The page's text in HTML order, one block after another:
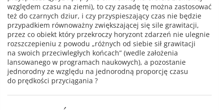
względem czasu na ziemi), to czy zasadę tę można zastosować
też do czarnych dziur, i czy przyspieszający czas nie będzie
przypadkiem równoważny zwiększającej się sile grawitacji,
przez co obiekt który przekroczy horyzont zdarzeń nie ulegnie
rozszczepieniu z powodu „różnych od siebie sił grawitacji
na swoich przeciwległych końcach” (wedle założenia
lansowanego w programach naukowych), a pozostanie
jednorodny ze względu na jednorodną proporcję czasu
do prędkości przyciągania ?